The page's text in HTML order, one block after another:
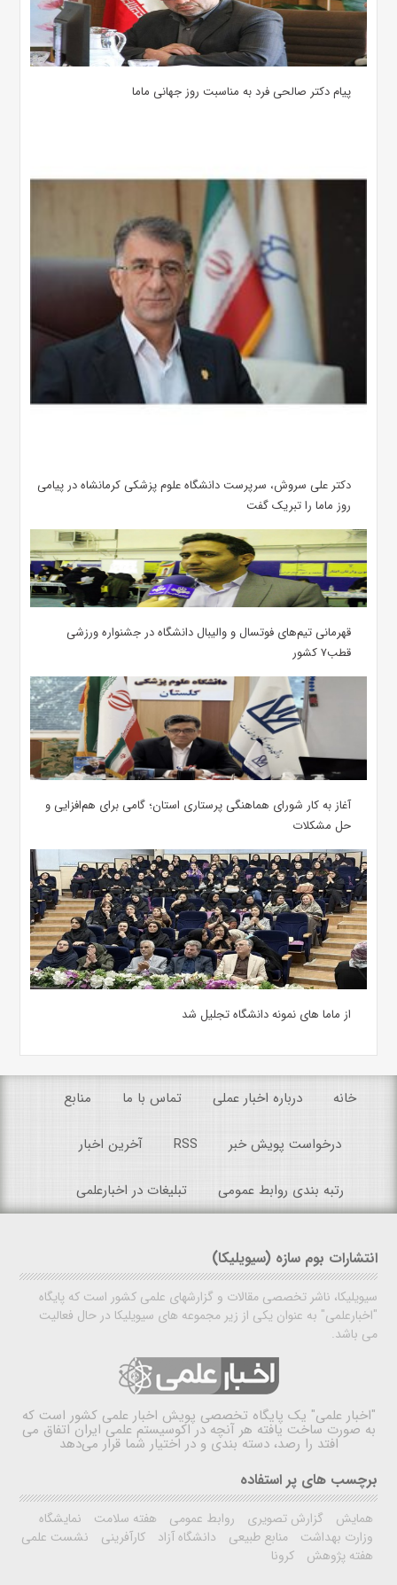
پیام دکتر صالحی فرد به مناسبت روز جهانی ماما
دکتر علی سروش، سرپرست دانشگاه علوم پزشکی کرمانشاه در پیامی
روز ماما را تبریک گفت
قهرمانی تیم‌های فوتسال و والیبال دانشگاه در جشنواره ورزشی
قطب۷ کشور
آغاز به کار شورای هماهنگی پرستاری استان؛ گامی برای هم‌افزایی و
حل مشکلات
از ماما های نمونه دانشگاه تجلیل شد
خانه درباره اخبار عملی تماس با ما منابع
درخواست پویش خبر RSS آخرین اخبار
رتبه بندی روابط عمومی تبلیغات در اخبارعلمی
انتشارات بوم سازه (سیویلیکا)
سیویلیکا، ناشر تخصصی مقالات و گزارشهای علمی کشور است که پایگاه
"اخبارعلمی" به عنوان یکی از زیر مجموعه های سیویلیکا در حال فعالیت
می باشد.
"اخبار علمی" یک پایگاه تخصصی پویش اخبار علمی کشور است که
به صورت ساخت یافته هر آنچه در اکوسیستم علمی ایران اتفاق می
افتد را رصد، دسته بندی و در اختیار شما قرار می‌دهد
برچسب های پر استفاده
همایش گزارش تصویری روابط عمومی هفته سلامت
نمایشگاه
وزارت بهداشت
منابع طبیعی دانشگاه آزاد کارآفرینی
نشست علمی
هفته پژوهش
کرونا